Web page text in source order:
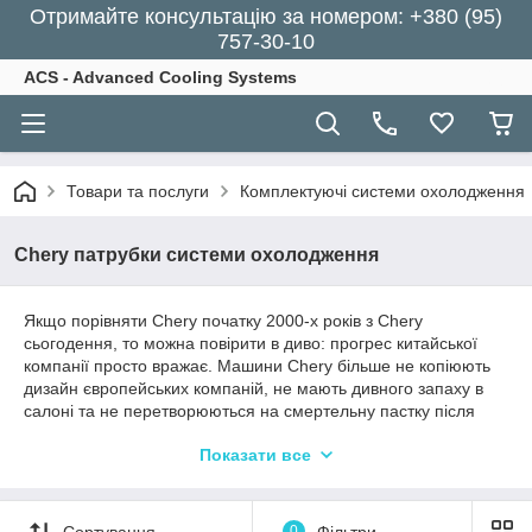
Отримайте консультацію за номером: +380 (95)
757-30-10
ACS - Advanced Cooling Systems
Товари та послуги Комплектуючі системи охолодження
Chery патрубки системи охолодження
Якщо порівняти Chery початку 2000-х років з Chery
сьогодення, то можна повірити в диво: прогрес китайської
компанії просто вражає. Машини Chery більше не копіюють
дизайн європейських компаній, не мають дивного запаху в
салоні та не перетворюються на смертельну пастку після
зовнішністю, оригінальними двигунами, приємними
доступніші за автівки конкурентів.
Показати все